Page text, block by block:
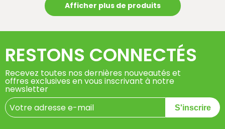
Afficher plus de produits
RESTONS CONNECTÉS
Recevez toutes nos dernières nouveautés et
offres exclusives en vous inscrivant à notre
newsletter
S'inscrire